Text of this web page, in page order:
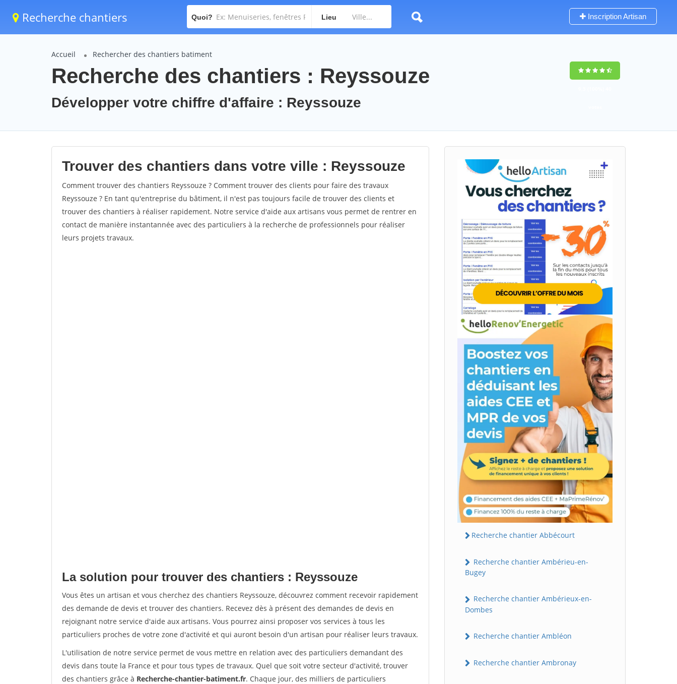
Recherche chantiers Quoi? Lieu Inscription Artisan
Accueil Rechercher des chantiers batiment
Recherche des chantiers : Reyssouze
Développer votre chiffre d'affaire : Reyssouze
Trouver des chantiers dans votre ville : Reyssouze
Comment trouver des chantiers Reyssouze ? Comment trouver des clients pour faire des travaux
Reyssouze ? En tant qu'entreprise du bâtiment, il n'est pas toujours facile de trouver des clients et
trouver des chantiers à réaliser rapidement. Notre service d'aide aux artisans vous permet de rentrer en
contact de manière instantannée avec des particuliers à la recherche de professionnels pour réaliser
leurs projets travaux.
La solution pour trouver des chantiers : Reyssouze
Vous êtes un artisan et vous cherchez des chantiers Reyssouze, découvrez comment recevoir rapidement
des demande de devis et trouver des chantiers. Recevez dès à présent des demandes de devis en
rejoignant notre service d'aide aux artisans. Vous pourrez ainsi proposer vos services à tous les
particuliers proches de votre zone d'activité et qui auront besoin d'un artisan pour réaliser leurs travaux.
L'utilisation de notre service permet de vous mettre en relation avec des particuliers demandant des
devis dans toute la France et pour tous types de travaux. Quel que soit votre secteur d'activité, trouver
des chantiers grâce à Recherche-chantier-batiment.fr. Chaque jour, des milliers de particuliers
Recherche chantier Abbécourt
Recherche chantier Ambérieu-en-
Bugey
Recherche chantier Ambérieux-en-
Dombes
Recherche chantier Ambléon
Recherche chantier Ambronay